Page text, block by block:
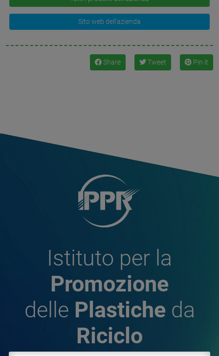
Sito web dell'azienda
Share Tweet Pin it
Istituto per la
Promozione
delle Plastiche da
Riciclo